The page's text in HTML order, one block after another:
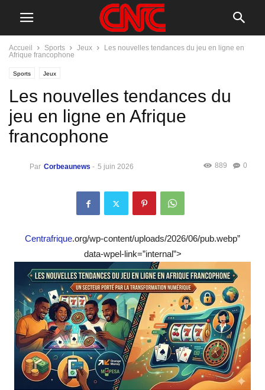
Accueil Sports Jeux
Les nouvelles tendances du jeu en ligne en
Afrique francophone
Sports Jeux
Les nouvelles tendances du
jeu en ligne en Afrique
francophone
Par Corbeaunews - 5 juin 2026 0
889
Centrafrique.org/wp-content/uploads/2026/06/pub.webp”
data-wpel-link=”internal”>